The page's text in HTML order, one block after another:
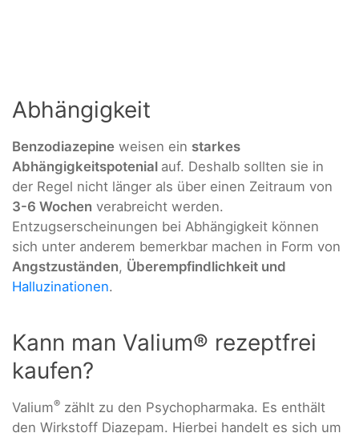
Abhängigkeit
Benzodiazepine weisen ein starkes
Abhängigkeitspotenial auf. Deshalb sollten sie in
der Regel nicht länger als über einen Zeitraum von
3-6 Wochen verabreicht werden.
Entzugserscheinungen bei Abhängigkeit können
sich unter anderem bemerkbar machen in Form von
Angstzuständen, Überempfindlichkeit und
Halluzinationen.
Kann man Valium® rezeptfrei
kaufen?
Valium® zählt zu den Psychopharmaka. Es enthält
den Wirkstoff Diazepam. Hierbei handelt es sich um